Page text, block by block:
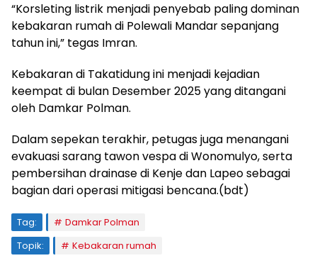
“Korsleting listrik menjadi penyebab paling dominan
kebakaran rumah di Polewali Mandar sepanjang
tahun ini,” tegas Imran.
Kebakaran di Takatidung ini menjadi kejadian
keempat di bulan Desember 2025 yang ditangani
oleh Damkar Polman.
Dalam sepekan terakhir, petugas juga menangani
evakuasi sarang tawon vespa di Wonomulyo, serta
pembersihan drainase di Kenje dan Lapeo sebagai
bagian dari operasi mitigasi bencana.(bdt)
Tag:
Damkar Polman
Topik:
Kebakaran rumah